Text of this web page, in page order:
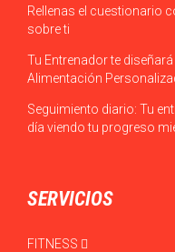
Rellenas el cuestionario
sobre ti
Tu Entrenador te
Alimentación
Seguimiento diario: Tu
día viendo tu progreso
SERVICIOS
FITNESS